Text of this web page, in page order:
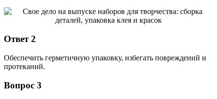
Ответ 2
Обеспечить герметичную упаковку, избегать повреждений и
протеканий.
Вопрос 3